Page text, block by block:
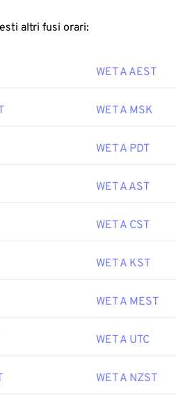
altri fusi orari:
WET A AEST
WET A MSK
WET A PDT
WET A AST
WET A CST
WET A KST
WET A MEST
WET A UTC
WET A NZST